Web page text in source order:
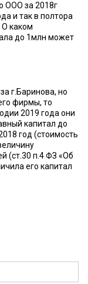
ООО за 2018г
и так в полтора
О каком
до 1млн может
г.Баринова, но
фирмы, то
2019 года они
капитал до
год (стоимость
(ст.30 п.4 ФЗ «Об
его капитал